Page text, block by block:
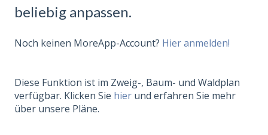
beliebig anpassen.
Noch keinen MoreApp-Account? Hier anmelden!
Diese Funktion ist im Zweig-, Baum- und Waldplan
verfügbar. Klicken Sie hier und erfahren Sie mehr
über unsere Pläne.